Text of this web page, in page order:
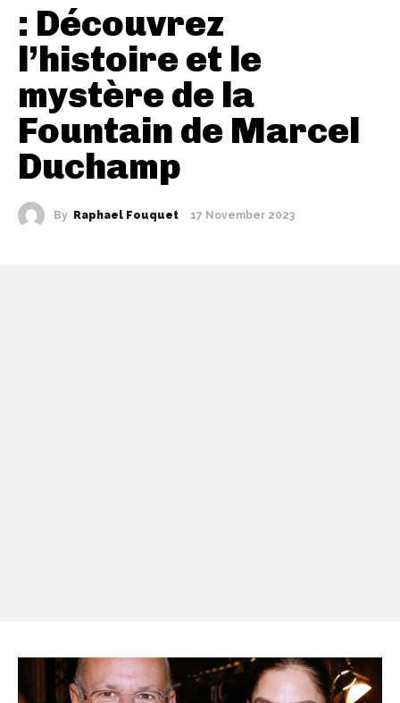
: Découvrez
l’histoire et le
mystère de la
Fountain de Marcel
Duchamp
By Raphael Fouquet 17 November 2023